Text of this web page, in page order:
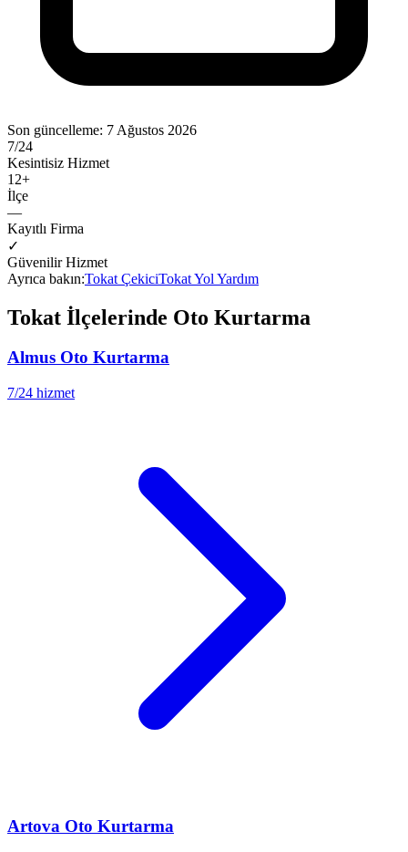
Son güncelleme: 7 Ağustos 2026
7/24
Kesintisiz Hizmet
12+
İlçe
—
Kayıtlı Firma
✓
Güvenilir Hizmet
Ayrıca bakın:Tokat ÇekiciTokatYol Yardım
Tokat İlçelerinde Oto Kurtarma
Almus Oto Kurtarma
7/24 hizmet
Artova Oto Kurtarma